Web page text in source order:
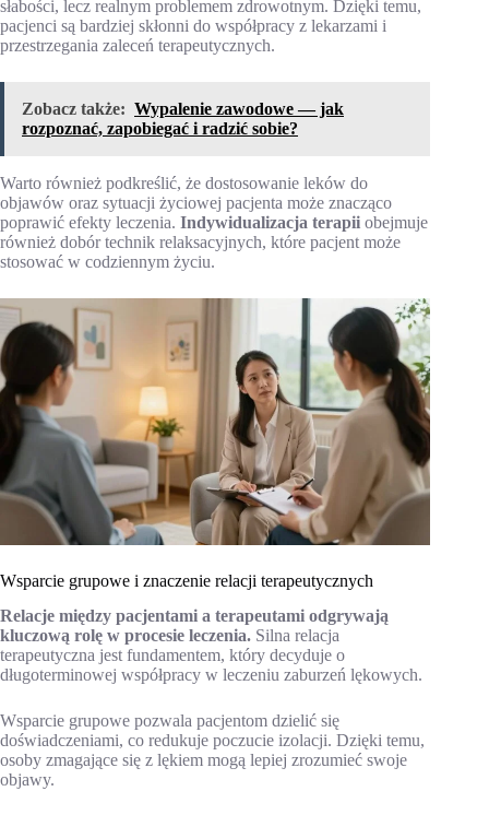
słabości, lecz realnym problemem zdrowotnym. Dzięki temu,
pacjenci są bardziej skłonni do współpracy z lekarzami i
przestrzegania zaleceń terapeutycznych.
Zobacz także: Wypalenie zawodowe — jak
rozpoznać, zapobiegać i radzić sobie?
Warto również podkreślić, że dostosowanie leków do
objawów oraz sytuacji życiowej pacjenta może znacząco
poprawić efekty leczenia. Indywidualizacja terapii obejmuje
również dobór technik relaksacyjnych, które pacjent może
stosować w codziennym życiu.
Wsparcie grupowe i znaczenie relacji terapeutycznych
Relacje między pacjentami a terapeutami odgrywają
kluczową rolę w procesie leczenia. Silna relacja
terapeutyczna jest fundamentem, który decyduje o
długoterminowej współpracy w leczeniu zaburzeń lękowych.
Wsparcie grupowe pozwala pacjentom dzielić się
doświadczeniami, co redukuje poczucie izolacji. Dzięki temu,
osoby zmagające się z lękiem mogą lepiej zrozumieć swoje
objawy.